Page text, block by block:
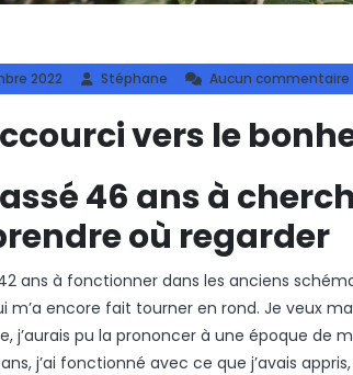
2022
7
novembre
Stéphane Stéphane
Aucun commentaire
vers le
46 ans à
où regarder
42 ans à fonctionner dans les anciens
m’a encore fait tourner en rond. Je veux
j’aurais pu la prononcer à une époque de
j’ai fonctionné avec ce que j’avais